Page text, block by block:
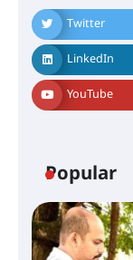
Twitter
LinkedIn
YouTube
Popular